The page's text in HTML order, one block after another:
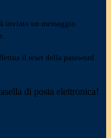
inviato un messaggio
il reset della password
di posta elettronica!